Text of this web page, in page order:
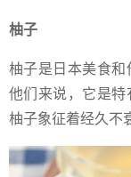
柚子
柚子是日本美食
他们来说，它是特
柚子象征着经久不